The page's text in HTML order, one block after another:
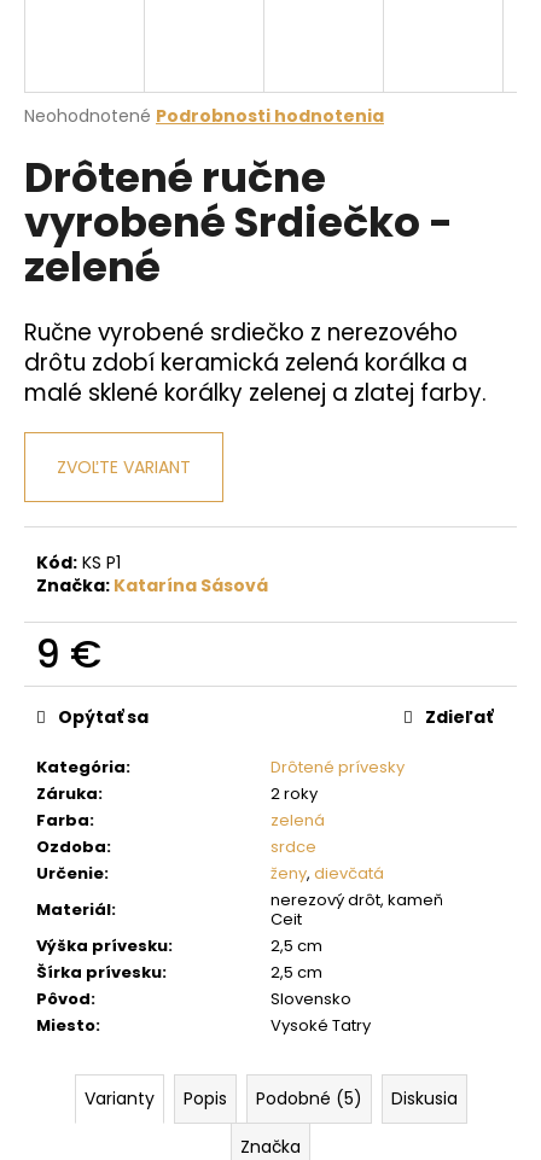
Priemerné
produktu
je
z
5
hviezdičiek.
Neohodnotené Podrobnosti hodnotenia
Drôtené ručne
vyrobené Srdiečko -
zelené
Ručne vyrobené srdiečko z nerezového
drôtu zdobí keramická zelená korálka a
malé sklené korálky zelenej a zlatej farby.
ZVOĽTE VARIANT
Kód: KS P1
Značka: Katarína Sásová
9 €
Jednotková
cena:
Kategória:
Drôtené prívesky
Záruka:
2 roky
Farba:
zelená
Ozdoba:
srdce
Určenie: ženy, dievčatá
Materiál:
nerezový drôt, kameň
Ceit
Výška prívesku:
2,5 cm
Šírka prívesku:
2,5 cm
Pôvod:
Slovensko
Miesto: Vysoké Tatry
Opýtať sa Zdieľať
Varianty Popis Podobné (5)
Diskusia
Značka
s
ť
?
O
d
p
ú
a
m
e